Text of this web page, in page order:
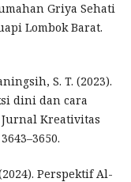
Griya Sehati
Lombok Barat.
S. T. (2023).
dini dan cara
Kreativitas
Perspektif Al-